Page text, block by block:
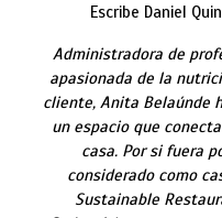
Escribe Daniel
Administradora de
apasionada de la
cliente, Anita Belaúnde
un espacio que
casa. Por si fuera
considerado como
Sustainable